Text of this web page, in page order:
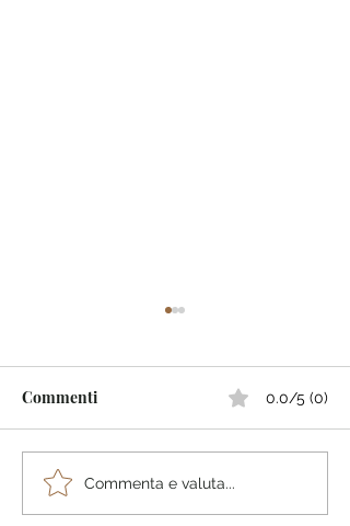
Eurochocolate 2025 a
Perugia: “La festa tra le
Commenti 0.0/5 (0)
Commenta e valuta...